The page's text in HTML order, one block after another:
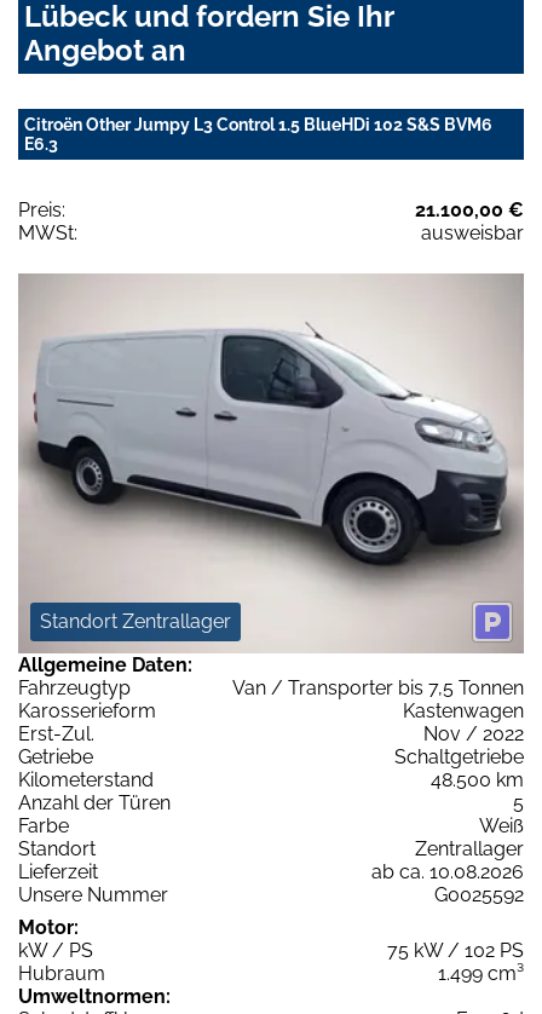
Lübeck und fordern Sie Ihr
Angebot an
Citroën Other Jumpy L3 Control 1.5 BlueHDi 102 S&S BVM6
E6.3
Preis:
21.100,00 €
MWSt:
ausweisbar
Standort Zentrallager
Allgemeine Daten:
Fahrzeugtyp
Van / Transporter bis 7,5 Tonnen
Karosserieform
Kastenwagen
Erst-Zul.
Nov / 2022
Getriebe
Schaltgetriebe
Kilometerstand
48.500 km
Anzahl der Türen
5
Farbe
Weiß
Standort
Zentrallager
Lieferzeit
ab ca. 10.08.2026
Unsere Nummer
G0025592
Motor:
kW / PS
75 kW / 102 PS
Hubraum
1.499 cm³
Umweltnormen: